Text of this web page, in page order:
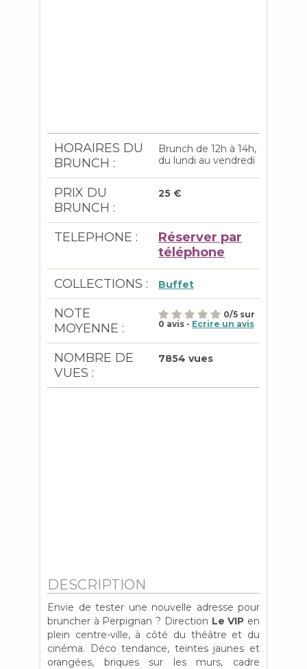
HORAIRES DU
BRUNCH :
Brunch de 12h à 14h,
du lundi au vendredi
PRIX DU
BRUNCH :
25 €
TELEPHONE :
Réserver par
téléphone
COLLECTIONS : Buffet
NOTE
MOYENNE :
0/5 sur
0 avis - Ecrire un avis
NOMBRE DE
VUES :
7854 vues
DESCRIPTION
Envie de tester une nouvelle adresse pour
bruncher à Perpignan ? Direction Le VIP en
plein centre-ville, à côté du théâtre et du
cinéma. Déco tendance, teintes jaunes et
orangées, briques sur les murs, cadre